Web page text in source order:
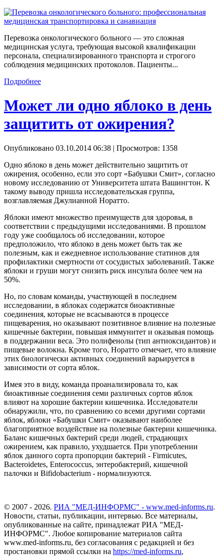
Перевозка онкологического больного — это сложная
медицинская услуга, требующая высокой квалификации
персонала, специализированного транспорта и строгого
соблюдения медицинских протоколов. Пациенты...
Подробнее
Может ли одно яблоко в день
защитить от ожирения?
Опубликовано 03.10.2014 06:38 | Просмотров: 1358
Одно яблоко в день может действительно защитить от
ожирения, особенно, если это сорт «Бабушки Смит», согласно
новому исследованию от Университета штата Вашингтон. К
такому выводу пришла исследовательская группа,
возглавляемая Джулианной Норатто.
Яблоки имеют множество преимуществ для здоровья, в
соответствии с предыдущими исследованиями. В прошлом
году уже сообщалось об исследовании, которое
предположило, что яблоко в день может быть так же
полезным, как и ежедневное использование статинов для
профилактики смертности от сосудистых заболеваний. Также
яблоки и груши могут снизить риск инсульта более чем на
50%.
Но, по словам команды, участвующей в последнем
исследовании, в яблоках содержатся биоактивные
соединения, которые не всасываются в процессе
пищеварения, но оказывают позитивное влияние на полезные
кишечные бактерии, повышая иммунитет и оказывая помощь
в поддержании веса. Это полифенолы (тип антиоксидантов) и
пищевые волокна. Кроме того, Норатто отмечает, что влияние
этих биологически активных соединений варьируется в
зависимости от сорта яблок.
Имея это в виду, команда проанализировала то, как
биоактивные соединения семи различных сортов яблок
влияют на хорошие бактерии кишечника. Исследователи
обнаружили, что, по сравнению со всеми другими сортами
яблок, яблоки «Бабушки Смит» оказывают наиболее
благоприятное воздействие на полезные бактерии кишечника.
Баланс кишечных бактерий среди людей, страдающих
ожирением, как правило, ухудшается. При употреблении
яблок данного сорта пропорции бактерий - Firmicutes,
Bacteroidetes, Enterococcus, энтеробактерий, кишечной
палочки и Bifidobacterium - нормализуются.
© 2007 - 2026. РИА "МЕД-ИНФОРМС" - www.med-informs.ru.
Новости, статьи, публикации, интервью. Все материалы,
опубликованные на сайте, принадлежат РИА "МЕД-
ИНФОРМС". Любое копирование материалов сайта
www.med-informs.ru, без согласования с редакцией и без
простановки прямой ссылки на https://med-informs.ru,